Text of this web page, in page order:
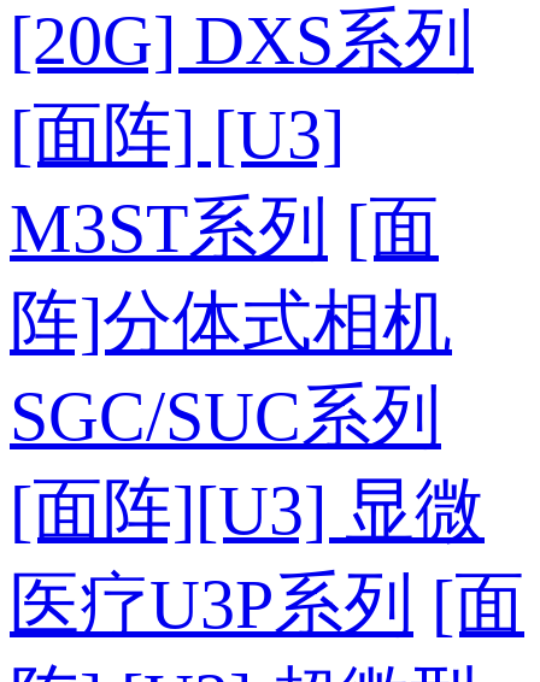
[20G] DXS系列
[面阵] [U3]
M3ST系列 [面
阵]分体式相机
SGC/SUC系列
[面阵][U3] 显微
医疗U3P系列 [面